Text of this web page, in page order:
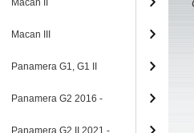
Macan II
Macan III
Panamera G1, G1 II
Panamera G2 2016 -
Panamera G2 II 2021 -